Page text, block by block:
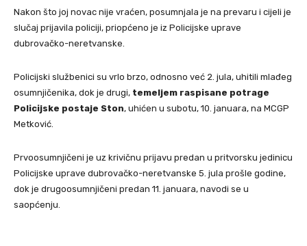
Nakon što joj novac nije vraćen, posumnjala je na prevaru i cijeli je
slučaj prijavila policiji, priopćeno je iz Policijske uprave
dubrovačko-neretvanske.
Policijski službenici su vrlo brzo, odnosno već 2. jula, uhitili mlađeg
osumnjičenika, dok je drugi, temeljem raspisane potrage
Policijske postaje Ston, uhićen u subotu, 10. januara, na MCGP
Metković.
Prvoosumnjičeni je uz krivičnu prijavu predan u pritvorsku jedinicu
Policijske uprave dubrovačko-neretvanske 5. jula prošle godine,
dok je drugoosumnjičeni predan 11. januara, navodi se u
saopćenju.